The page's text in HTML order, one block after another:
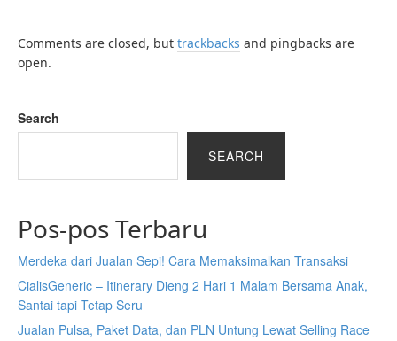
Comments are closed, but trackbacks and pingbacks are
open.
Search
SEARCH
Pos-pos Terbaru
Merdeka dari Jualan Sepi! Cara Memaksimalkan Transaksi
CialisGeneric – Itinerary Dieng 2 Hari 1 Malam Bersama Anak,
Santai tapi Tetap Seru
Jualan Pulsa, Paket Data, dan PLN Untung Lewat Selling Race